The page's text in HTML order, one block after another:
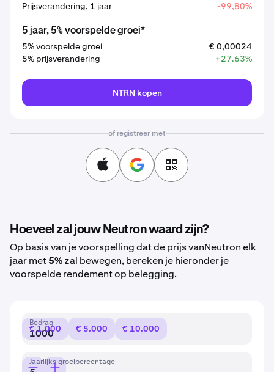
Prijsverandering, 1 jaar
-99,80%
5 jaar, 5% voorspelde groei*
5% voorspelde groei
€ 0,00024
5% prijsverandering
+27.63%
NTRN kopen
of registreer met
Hoeveel zal jouw Neutron waard zijn?
Op basis van je voorspelling dat de prijs vanNeutron elk
jaar met5%zal bewegen, bereken je hieronder je
voorspelde rendement op belegging.
Bedrag
€ 1.000 € 5.000 € 10.000
Jaarlijks groeipercentage